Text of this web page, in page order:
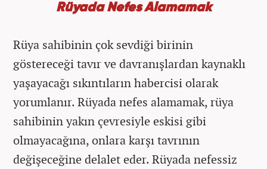
Rüyada Nefes Alamamak
Rüya sahibinin çok sevdiği birinin
göstereceği tavır ve davranışlardan kaynaklı
yaşayacağı sıkıntıların habercisi olarak
yorumlanır. Rüyada nefes alamamak, rüya
sahibinin yakın çevresiyle eskisi gibi
olmayacağına, onlara karşı tavrının
değişeceğine delalet eder. Rüyada nefessiz